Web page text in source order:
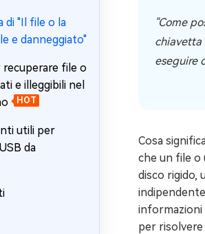
di "Il file o la
e danneggiato"
recuperare file o
e illeggibili nel
HOT
utili per
da
"Come
chiavetta
eseguire
Cosa
che un file o
disco rigido,
informazioni
per risolvere